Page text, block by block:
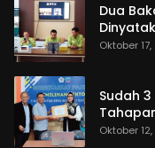
Dua
Oktober
Sudah
Oktober